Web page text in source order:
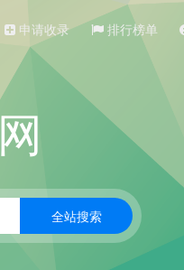
申请收录 排行榜单